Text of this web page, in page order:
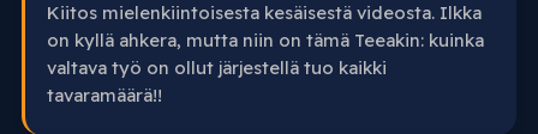
Kiitos mielenkiintoisesta kesäisestä videosta. Ilkka
on kyllä ahkera, mutta niin on tämä Teeakin: kuinka
valtava työ on ollut järjestellä tuo kaikki
tavaramäärä!!